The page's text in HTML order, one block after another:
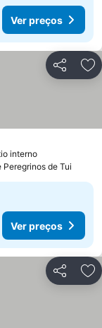
Ver preços
Partilhar
interno
Peregrinos de Tui
Ver preços
Partilhar